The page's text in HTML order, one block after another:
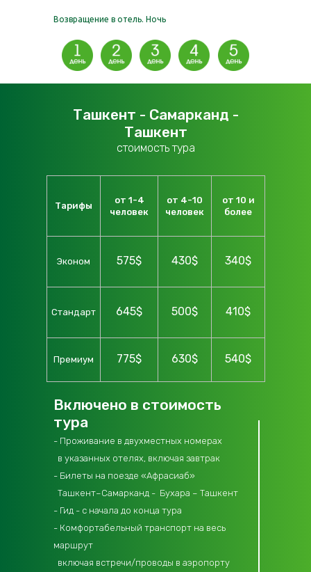
Возвращение в отель. Ночь
Ташкент - Самарканд -
Ташкент
стоимость тура
Тарифы
от 1-4
человек
от 4-10
человек
от 10 и
более
Эконом 575$ 430$ 340$
Стандарт 645$ 500$ 410$
Премиум 775$ 630$ 540$
Включено в стоимость
тура
- Проживание в двухместных номерах
в указанных отелях, включая завтрак
- Билеты на поезде «Афрасиаб»
Ташкент–Самарканд - Бухара – Ташкент
- Гид - с начала до конца тура
- Комфортабельный транспорт на весь
маршрут
включая встречи/проводы в аэропорту